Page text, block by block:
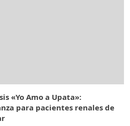
«Yo Amo a Upata»:
para pacientes renales de